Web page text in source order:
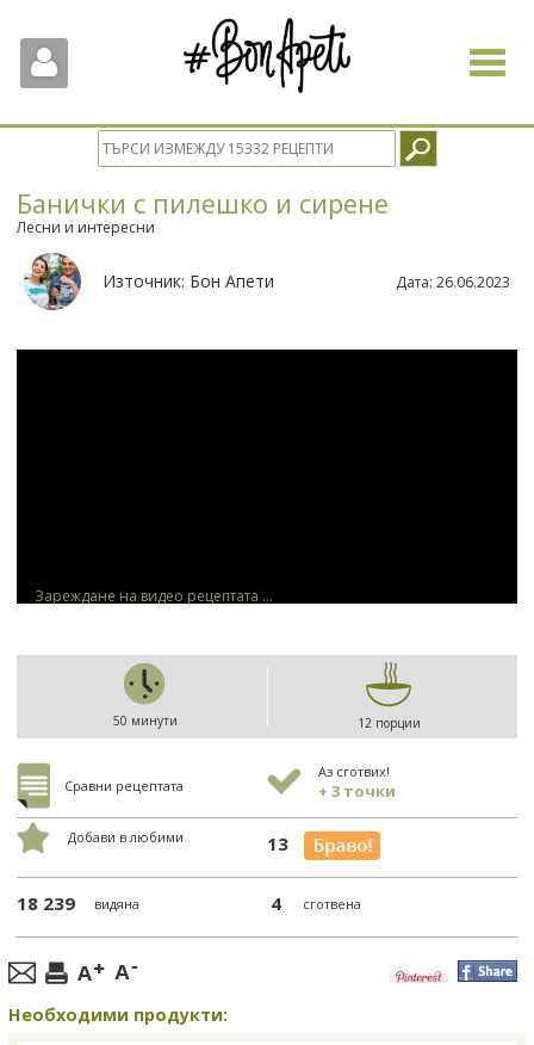
Toggle
Банички с пилешко и сирене
Лесни и интересни
Източник: Бон Апети Дата: 26.06.2023
Зареждане на видео рецептата ...
50 минути 12 порции
Сравни рецептата
Аз сготвих!
+ 3 точки
Добави в любими 13
18 239 видяна 4 сготвена
Необходими продукти: